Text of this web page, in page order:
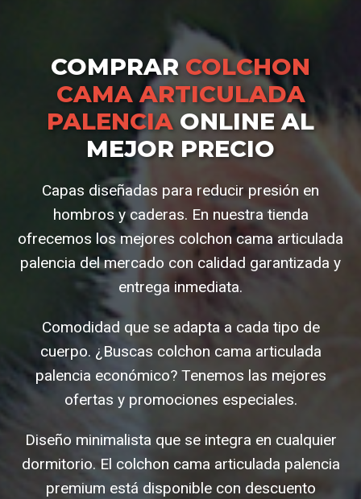
COMPRAR COLCHON
CAMA ARTICULADA
PALENCIA ONLINE AL
MEJOR PRECIO
Capas diseñadas para reducir presión en
hombros y caderas. En nuestra tienda
ofrecemos los mejores colchon cama articulada
palencia del mercado con calidad garantizada y
entrega inmediata.
Comodidad que se adapta a cada tipo de
cuerpo. ¿Buscas colchon cama articulada
palencia económico? Tenemos las mejores
ofertas y promociones especiales.
Diseño minimalista que se integra en cualquier
dormitorio. El colchon cama articulada palencia
premium está disponible con descuento